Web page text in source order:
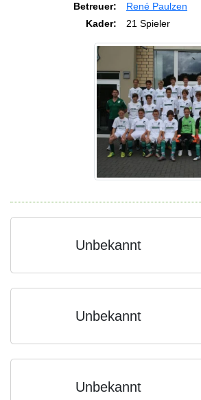
Betreuer:
René Paulzen
Kader:
21 Spieler
Unbekannt
Unbekannt
Unbekannt